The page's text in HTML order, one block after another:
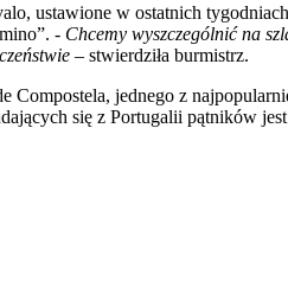
ustawione w ostatnich
- Chcemy wyszczególnić na
– stwierdziła burmistrz.
Compostela, jednego z
się z Portugalii pątników